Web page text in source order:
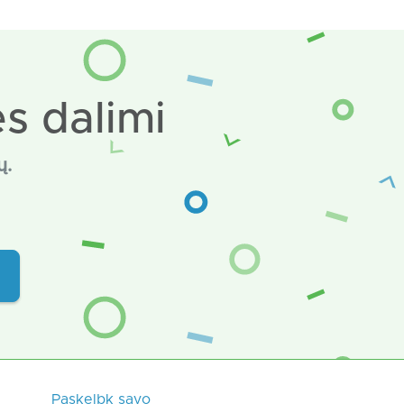
dalimi
Paskelbk savo